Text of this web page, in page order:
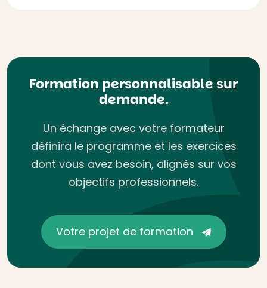
Formation personnalisable sur
demande.
Un échange avec votre formateur
définira le programme et les exercices
dont vous avez besoin, alignés sur vos
objectifs professionnels.
Votre projet de formation